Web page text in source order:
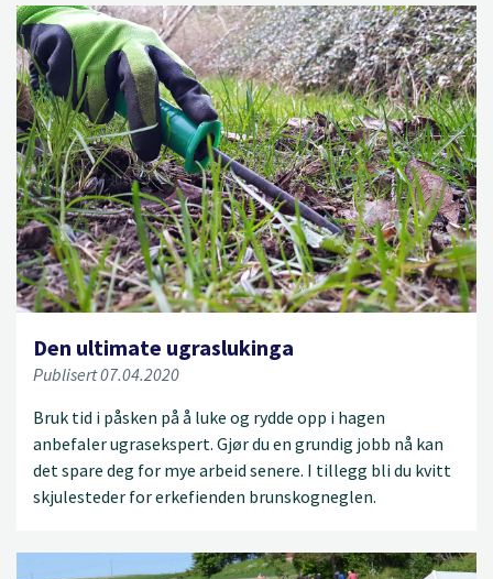
Den ultimate ugraslukinga
Publisert 07.04.2020
Bruk tid i påsken på å luke og rydde opp i hagen
anbefaler ugrasekspert. Gjør du en grundig jobb nå kan
det spare deg for mye arbeid senere. I tillegg bli du kvitt
skjulesteder for erkefienden brunskogneglen.